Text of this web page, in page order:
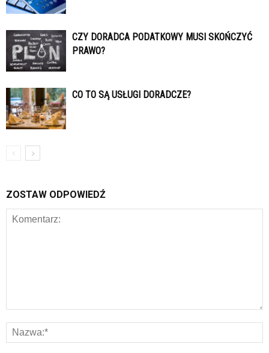
CZY DORADCA PODATKOWY MUSI SKOŃCZYĆ
PRAWO?
CO TO SĄ USŁUGI DORADCZE?
ZOSTAW ODPOWIEDŹ